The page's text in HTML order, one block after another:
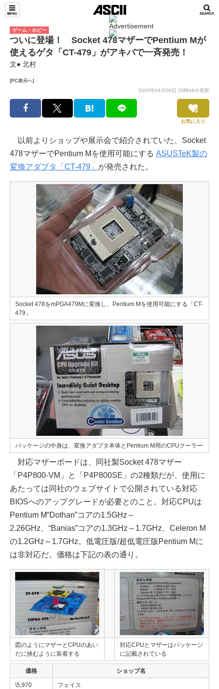
ゲーム・ホビー
ついに登場！ Socket 478マザーでPentium Mが
使えるゲタ「CT-479」がアキバで一斉発売！
文● 北村
[PC表示へ]
2005年04月06日 20時48分更新
お気に入り
以前よりショップや展示会で紹介されていた、Socket
478マザーでPentium Mを使用可能にする ASUSTeK製の
変換アダプタ「CT-479」 が発売された。
Socket 478をmPGA479Mに変換し、Pentium Mを使用可能にする「CT-
479」
パッケージの中身は、変換アダプタ本体とPentium M用のCPUクーラー
対応マザーボードは、同社製Socket 478マザー
「P4P800-VM」と「P4P800SE」の2種類だが、使用に
あたっては同社のウェブサイトで公開されている対応
BIOSへのアップグレードが必要とのこと。対応CPUは
Pentium M“Dothan”コアの1.5GHz～
2.26GHz、“Banias”コアの1.3GHz～1.7GHz、Celeron M
の1.2GHz～1.7GHz。低電圧版/超低電圧版Pentium Mに
は非対応だ。価格は下記の表の通り。
図のようにマザーとCPUのあい
だに挟むように装着する
対応CPUとマザーはパッケージ
に記載されている
価格 ショップ名
\5,970 フェイス